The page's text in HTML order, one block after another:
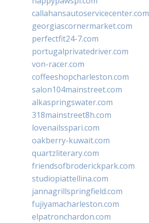
callahansautoservicecenter.com
georgiascornermarket.com
perfectfit24-7.com
portugalprivatedriver.com
von-racer.com
coffeeshopcharleston.com
salon104mainstreet.com
alkaspringswater.com
318mainstreet8h.com
lovenailsspari.com
oakberry-kuwait.com
quartzliterary.com
friendsofbroderickpark.com
studiopiattellina.com
jannagrillspringfield.com
fujiyamacharleston.com
elpatronchardon.com